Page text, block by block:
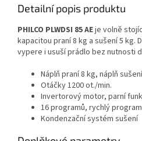
Detailní popis produktu
PHILCO PLWDSI 85 AEje volně
kapacitou praní 8 kg a sušení 5 kg.
vypere i usuší prádlo bez nutnosti
Náplň praní 8 kg, náplň
Otáčky 1200 ot./min.
Invertorový motor, parní
16 programů, rychlý
Kondenzační systém sušení